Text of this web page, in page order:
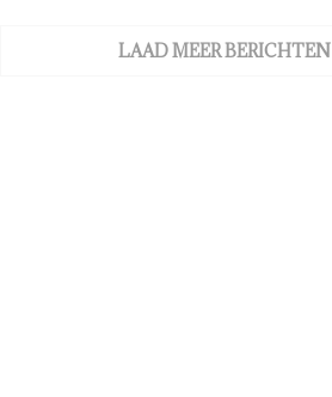
LAAD MEER BERICHTEN